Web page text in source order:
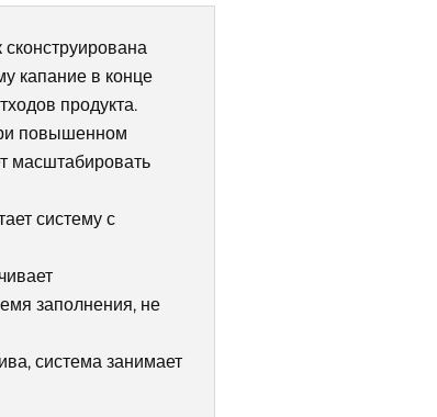
капание в конце
продукта.
повышенном
масштабировать
систему с
заполнения, не
система занимает